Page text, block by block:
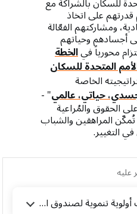
على اتخاذ
ومشاركتهم الفعّالة
أجسادهم وحياتهم
محورياً فيالخطة
المتحدة للسكان
الخاصة
حياتي، عالمي" -
الحقوق والمُراعية
تُمكّن المراهقين والشباب
التغيير.
عليه
لماذا يُعدّ المراهقون والشباب أولوية تنموية لصندوق الأمم المتحدة للسكان؟